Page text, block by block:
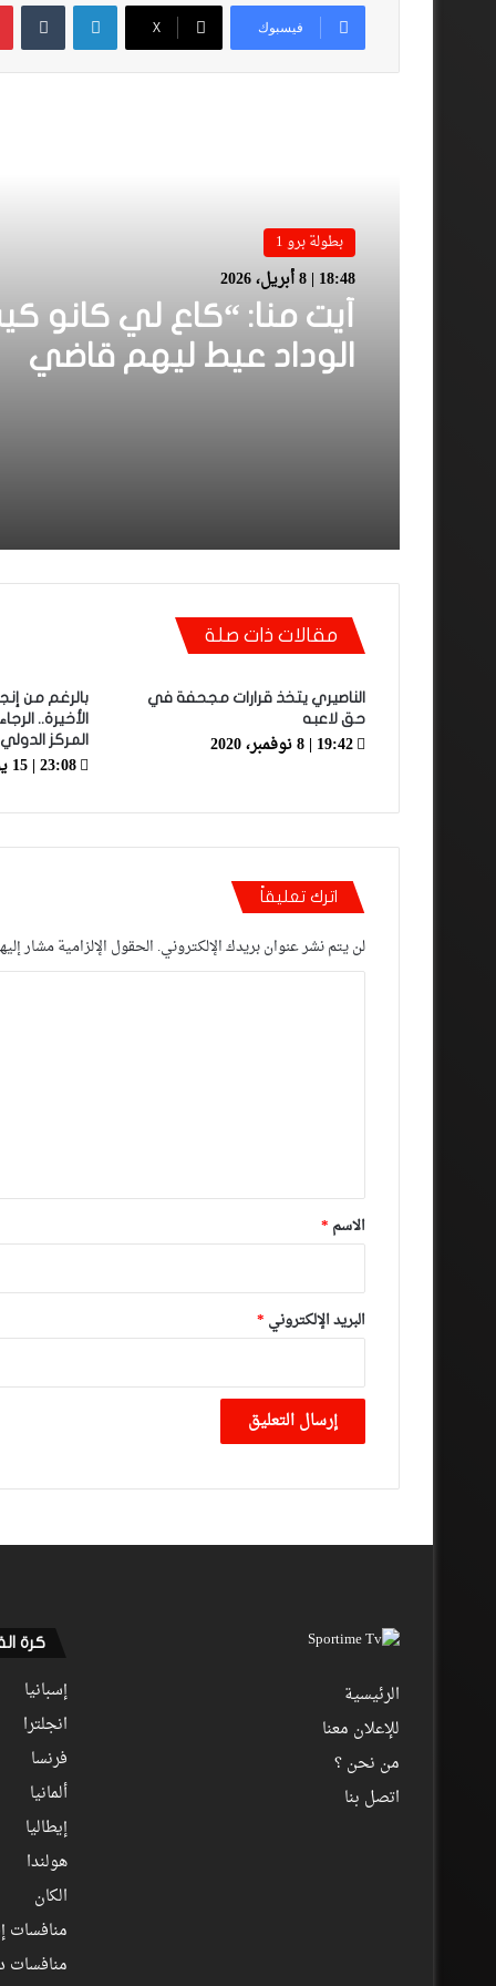
فيسبوك ‫X
بطولة برو 1
18:48 | 8 أبريل، 2026
أيت منا: “كاع لي كانو
الوداد عيط ليهم قاضي
مقالات ذات صلة
الناصيري يتخذ قرارات مجحفة في
حق لاعبه
19:42 | 8 نوفمبر، 2020
بالرغم من
الأخيرة..
المركز
23:08 | 15 يونيو، 2023
اترك تعليقاً
لن يتم نشر عنوان بريدك الإلكتروني.الحقول الإلزامية مشار
*
الاسم *
البريد الإلكتروني *
الرئيسية
للإعلان معنا
من نحن ؟
اتصل بنا
كرة
إسبانيا
انجلترا
فرنسا
ألمانيا
إيطاليا
هولندا
الكان
منافسات
منافسات